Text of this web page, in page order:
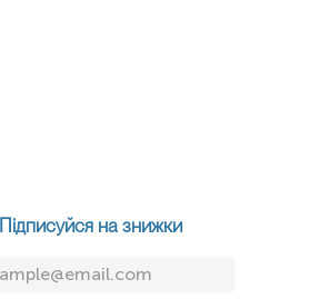
Підписуйся на знижки